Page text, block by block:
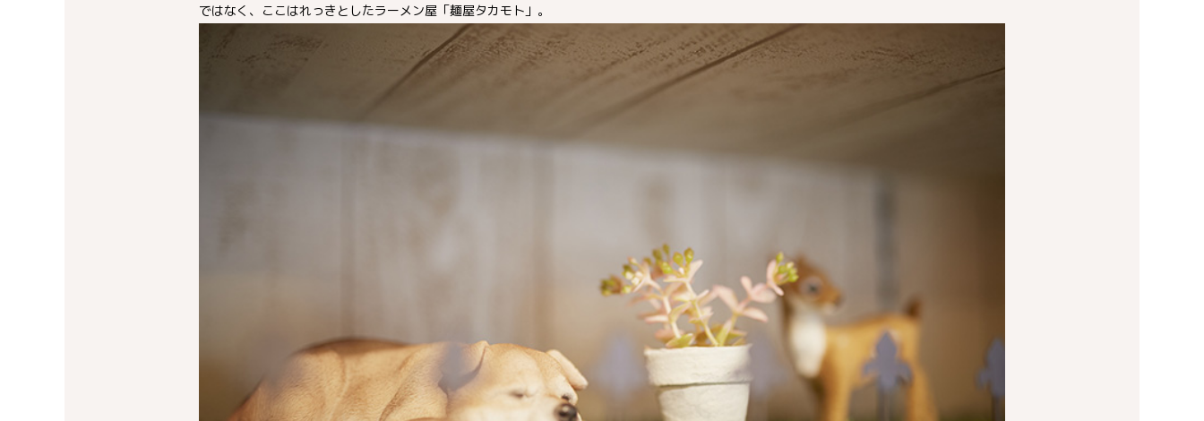
ではなく、ここはれっきとしたラーメン屋「麺屋タカモト」。